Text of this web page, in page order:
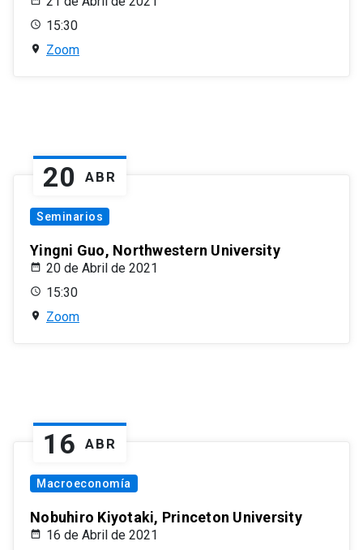
15:30
Zoom
20 ABR
Seminarios
Yingni Guo, Northwestern University
20 de Abril de 2021
15:30
Zoom
16 ABR
Macroeconomía
Nobuhiro Kiyotaki, Princeton University
16 de Abril de 2021